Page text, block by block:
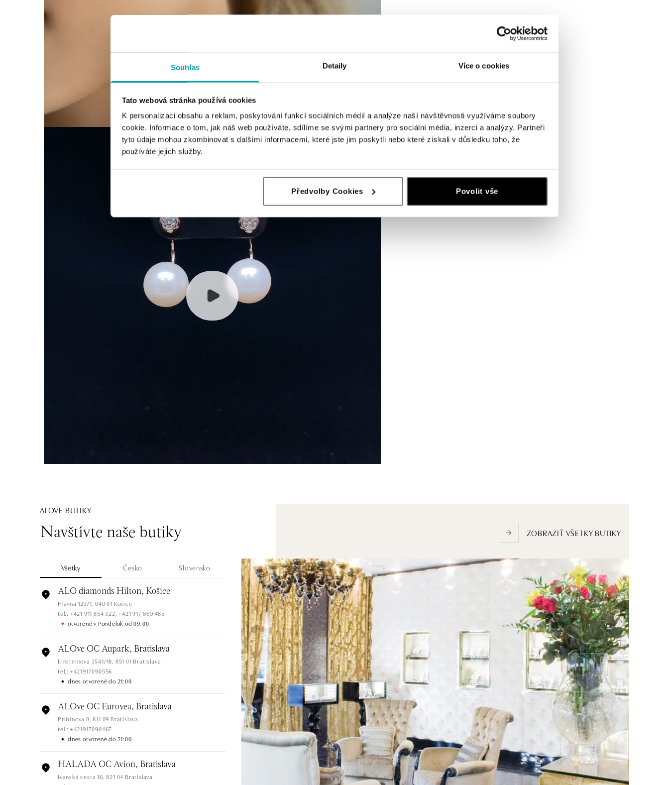
Souhlas Detaily Více o cookies
Tato webová stránka používá cookies
K personalizaci obsahu a reklam, poskytování funkcí sociálních médií a analýze naší návštěvnosti využíváme soubory
cookie. Informace o tom, jak náš web používáte, sdílíme se svými partnery pro sociální média, inzerci a analýzy. Partneři
tyto údaje mohou zkombinovat s dalšími informacemi, které jste jim poskytli nebo které získali v důsledku toho, že
používáte jejich služby.
Předvolby Cookies Povolit vše
ALOVE BUTIKY
Navštívte naše butiky ZOBRAZIŤ VŠETKY BUTIKY
Všetky Česko Slovensko
ALO diamonds Hilton, Košice
Hlavná 123/1, 040 01 Košice
tel.: +421 911 854 322, +421 917 869 485
otvorené v Pondelok od 09:00
ALOve OC Aupark, Bratislava
Einsteinova 3541/18, 851 01 Bratislava
tel.: +421917090556
dnes otvorené do 21:00
ALOve OC Eurovea, Bratislava
Pribinova 8, 811 09 Bratislava
tel.: +421917090467
dnes otvorené do 21:00
HALADA OC Avion, Bratislava
Ivanská cesta 16, 821 04 Bratislava